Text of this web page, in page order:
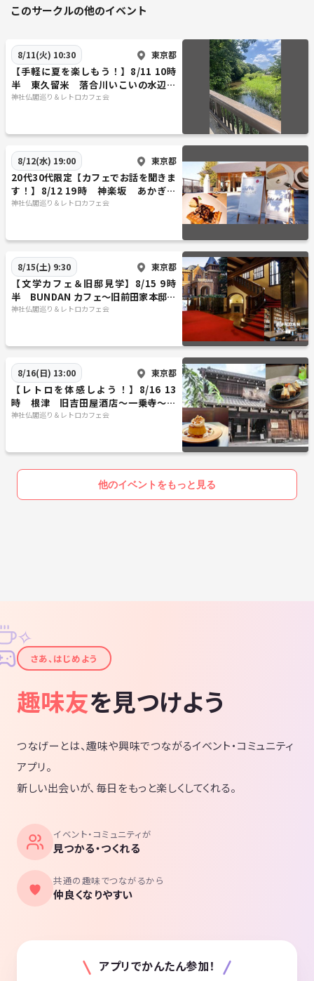
このサークルの他のイベント
8/11(火) 10:30 東京都
【手軽に夏を楽しもう！】8/11 10時
半 東久留米 落合川いこいの水辺～
南沢氷川神社！【常連の方参加費還
神社仏閣巡り＆レトロカフェ会
8/12(水) 19:00 東京都
20代30代限定【カフェでお話を聞きま
す！】8/12 19時 神楽坂 あかぎカ
フェ【参加費還元！】
神社仏閣巡り＆レトロカフェ会
8/15(土) 9:30 東京都
【文学カフェ＆旧邸見学】8/15 9時
半 BUNDAN カフェ～旧前田家本邸！
【常連者参加費還元！】
神社仏閣巡り＆レトロカフェ会
8/16(日) 13:00 東京都
【レトロを体感しよう！】8/16 13
時 根津 旧吉田屋酒店～一乗寺～カ
ヤバ珈琲店【常連の方参加費還元】
神社仏閣巡り＆レトロカフェ会
他のイベントをもっと見る
✦
✧
さあ、はじめよう
趣味友を見つけよう
つなげーとは、趣味や興味でつながるイベント・コミュニティ
アプリ。
新しい出会いが、毎日をもっと楽しくしてくれる。
イベント・コミュニティが
見つかる・つくれる
共通の趣味でつながるから
仲良くなりやすい
アプリでかんたん参加！